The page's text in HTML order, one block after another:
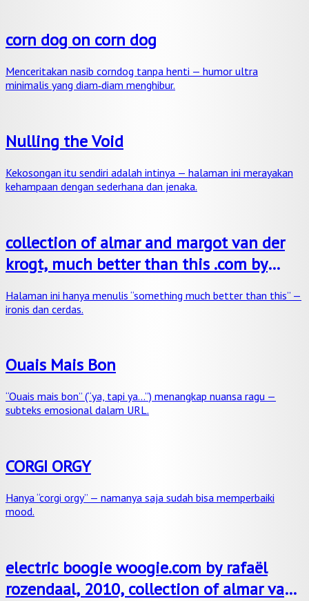
corn dog on corn dog
Menceritakan nasib corndog tanpa henti — humor ultra
minimalis yang diam‑diam menghibur.
Nulling the Void
Kekosongan itu sendiri adalah intinya — halaman ini merayakan
kehampaan dengan sederhana dan jenaka.
collection of almar and margot van der
krogt, much better than this .com by
Halaman ini hanya menulis “something much better than this” —
ironis dan cerdas.
Ouais Mais Bon
“Ouais mais bon” (“ya, tapi ya…”) menangkap nuansa ragu —
subteks emosional dalam URL.
CORGI ORGY
Hanya “corgi orgy” — namanya saja sudah bisa memperbaiki
mood.
electric boogie woogie.com by rafaël
rozendaal, 2010, collection of almar van